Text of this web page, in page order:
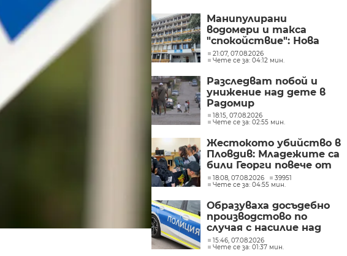
Манипулирани
водомери и такса
"спокойствие": Нова
афера с участието на
бившия директор на
"ВиК - Бургас"
21:07, 07.08.2026
Чете се за: 04:12 мин.
Разследват побой и
унижение над дете в
Радомир
18:15, 07.08.2026
Чете се за: 02:55 мин.
Жестокото убийство в
Пловдив: Младежите са
били Георги повече от
час и си купили дюнери
с парите му
18:08, 07.08.2026
39951
Чете се за: 04:55 мин.
Образуваха досъдебно
производстово по
случая с насилие над
дете в Радомир
15:46, 07.08.2026
Чете се за: 01:37 мин.